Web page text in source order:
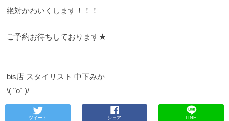
絶対かわいくします！！！
ご予約お待ちしております★
bis店 スタイリスト 中下みか
\( ˆoˆ )/
ツイート シェア LINE